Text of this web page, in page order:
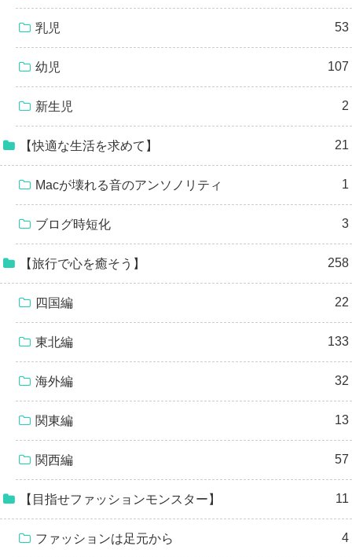
乳児 53
幼児 107
新生児 2
【快適な生活を求めて】 21
Macが壊れる音のアンソノリティ 1
ブログ時短化 3
【旅行で心を癒そう】 258
四国編 22
東北編 133
海外編 32
関東編 13
関西編 57
【目指せファッションモンスター】 11
ファッションは足元から 4